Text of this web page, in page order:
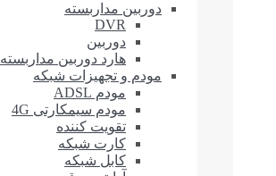
دوربین مداربسته
DVR
دوربین
هارد دوربین مداربسته
مودم و تجهیزات شبکه
مودم ADSL
مودم سیمکارتی 4G
تقویت کننده
کارت شبکه
کابل شبکه